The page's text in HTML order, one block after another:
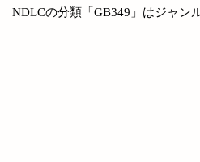
NDLCの分類「GB349」はジャン